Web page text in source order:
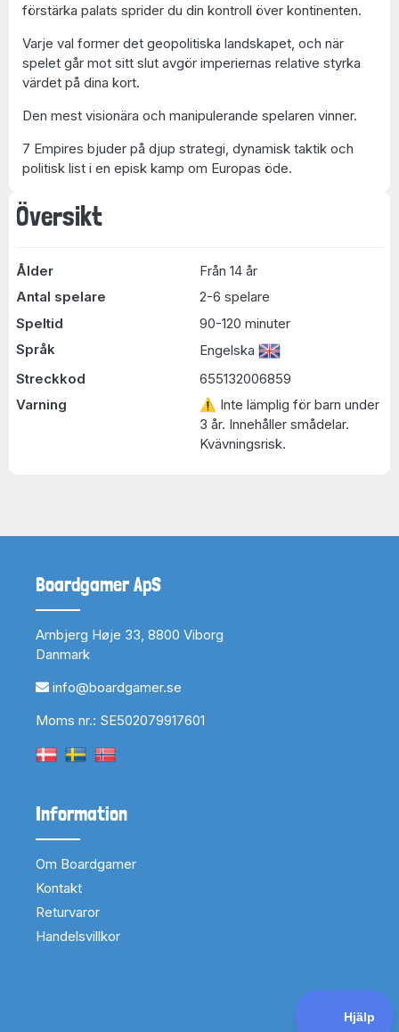
Översikt
Ålder
Från 14 år
Antal spelare
2-6 spelare
Speltid
90-120 minuter
Språk
Engelska
Streckkod
655132006859
Varning
⚠ Inte lämplig för barn under
3 år. Innehåller smådelar.
Kvävningsrisk.
förstärka palats sprider du din kontroll över kontinenten.
Varje val former det geopolitiska landskapet, och när
spelet går mot sitt slut avgör imperiernas relative styrka
värdet på dina kort.
Den mest visionära och manipulerande spelaren vinner.
7 Empires bjuder på djup strategi, dynamisk taktik och
politisk list i en episk kamp om Europas öde.
Boardgamer ApS
Arnbjerg Høje 33, 8800 Viborg
Danmark
info@boardgamer.se
Moms nr.: SE502079917601
Information
Om Boardgamer
Kontakt
Returvaror
Handelsvillkor